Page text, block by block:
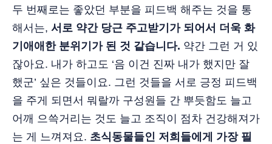
두 번째로는 좋았던 부분을 피드백 해주는 것을 통
해서는, 서로 약간 당근 주고받기가 되어서 더욱 화
기애애한 분위기가 된 것 같습니다. 약간 그런 거 있
잖아요. 내가 하고도 ‘음 이건 진짜 내가 했지만 잘
했군’ 싶은 것들이요. 그런 것들을 서로 긍정 피드백
을 주게 되면서 뭐랄까 구성원들 간 뿌듯함도 늘고
어깨 으쓱거리는 것도 늘고 조직이 점차 건강해져가
는 게 느껴져요. 초식동물들인 저희들에게 가장 필